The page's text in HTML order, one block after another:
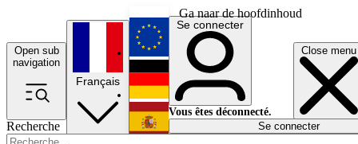
Ga naar de hoofdinhoud
Open sub
navigation
Close menu
Recherche
Français
English
Deutsch
Español
Se connecter
Vous êtes déconnecté.
Se connecter